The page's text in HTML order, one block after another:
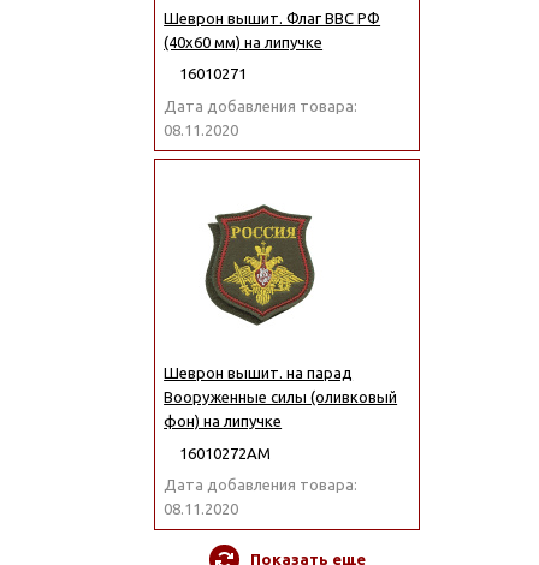
Шеврон вышит. Флаг ВВС РФ
(40x60 мм) на липучке
16010271
Дата добавления товара:
08.11.2020
Шеврон вышит. на парад
Вооруженные силы (оливковый
фон) на липучке
16010272АМ
Дата добавления товара:
08.11.2020
Показать еще